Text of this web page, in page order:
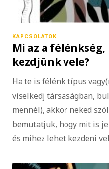
KAPCSOLATOK
Mi az a
kezdjünk vele?
Ha te is félénk típus
viselkedj társaságban,
mennél), akkor neked
bemutatjuk, hogy mit is
és mihez lehet kezdeni